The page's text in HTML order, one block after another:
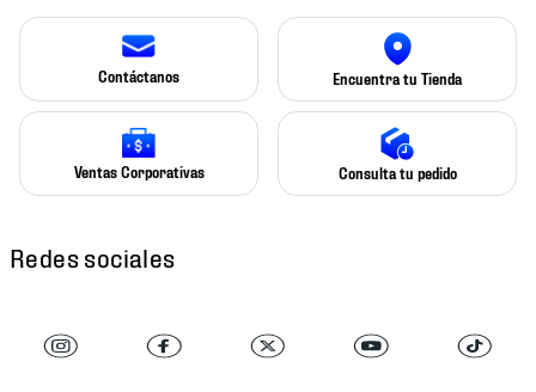
Contáctanos Encuentra tu Tienda
Ventas Corporativas Consulta tu pedido
Redes sociales